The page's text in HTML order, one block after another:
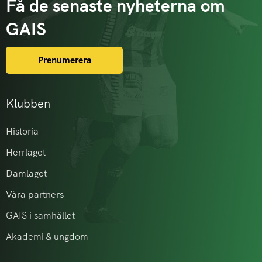
Klubben
Historia
Herrlaget
Damlaget
Våra partners
GAIS i samhället
Akademi & ungdom
Få de senaste nyheterna om
GAIS
Prenumerera